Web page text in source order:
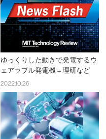
ゆっくりした動きで発電するウ
ェアラブル発電機＝理研など
2022.10.26